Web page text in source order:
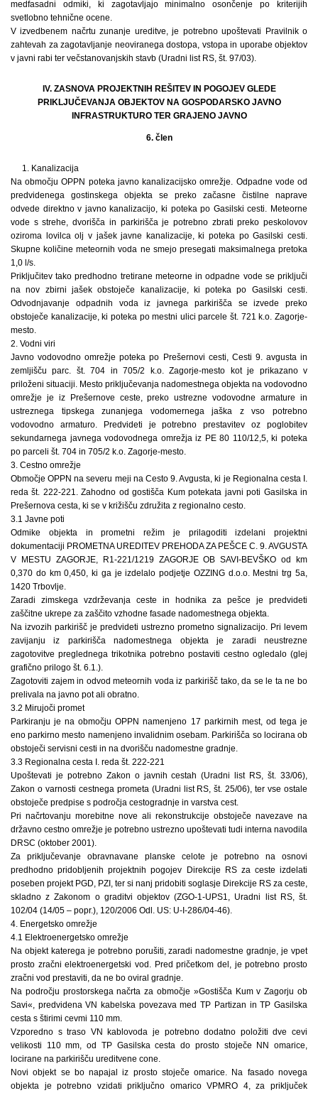
medfasadni odmiki, ki zagotavljajo minimalno osončenje po kriterijih
svetlobno tehnične ocene.
V izvedbenem načrtu zunanje ureditve, je potrebno upoštevati Pravilnik o
zahtevah za zagotavljanje neoviranega dostopa, vstopa in uporabe objektov
v javni rabi ter večstanovanjskih stavb (Uradni list RS, št. 97/03).
IV. ZASNOVA PROJEKTNIH REŠITEV IN POGOJEV GLEDE
PRIKLJUČEVANJA OBJEKTOV NA GOSPODARSKO JAVNO
INFRASTRUKTURO TER GRAJENO JAVNO
6. člen
1. Kanalizacija
Na območju OPPN poteka javno kanalizacijsko omrežje. Odpadne vode od
predvidenega gostinskega objekta se preko začasne čistilne naprave
odvede direktno v javno kanalizacijo, ki poteka po Gasilski cesti. Meteorne
vode s strehe, dvorišča in parkirišča je potrebno zbrati preko peskolovov
oziroma lovilca olj v jašek javne kanalizacije, ki poteka po Gasilski cesti.
Skupne količine meteornih voda ne smejo presegati maksimalnega pretoka
1,0 l/s.
Priključitev tako predhodno tretirane meteorne in odpadne vode se priključi
na nov zbirni jašek obstoječe kanalizacije, ki poteka po Gasilski cesti.
Odvodnjavanje odpadnih voda iz javnega parkirišča se izvede preko
obstoječe kanalizacije, ki poteka po mestni ulici parcele št. 721 k.o. Zagorje-
mesto.
2. Vodni viri
Javno vodovodno omrežje poteka po Prešernovi cesti, Cesti 9. avgusta in
zemljišču parc. št. 704 in 705/2 k.o. Zagorje-mesto kot je prikazano v
priloženi situaciji. Mesto priključevanja nadomestnega objekta na vodovodno
omrežje je iz Prešernove ceste, preko ustrezne vodovodne armature in
ustreznega tipskega zunanjega vodomernega jaška z vso potrebno
vodovodno armaturo. Predvideti je potrebno prestavitev oz poglobitev
sekundarnega javnega vodovodnega omrežja iz PE 80 110/12,5, ki poteka
po parceli št. 704 in 705/2 k.o. Zagorje-mesto.
3. Cestno omrežje
Območje OPPN na severu meji na Cesto 9. Avgusta, ki je Regionalna cesta I.
reda št. 222-221. Zahodno od gostišča Kum potekata javni poti Gasilska in
Prešernova cesta, ki se v križišču združita z regionalno cesto.
3.1 Javne poti
Odmike objekta in prometni režim je prilagoditi izdelani projektni
dokumentaciji PROMETNA UREDITEV PREHODA ZA PEŠCE C. 9. AVGUSTA
V MESTU ZAGORJE, R1-221/1219 ZAGORJE OB SAVI-BEVŠKO od km
0,370 do km 0,450, ki ga je izdelalo podjetje OZZING d.o.o. Mestni trg 5a,
1420 Trbovlje.
Zaradi zimskega vzdrževanja ceste in hodnika za pešce je predvideti
zaščitne ukrepe za zaščito vzhodne fasade nadomestnega objekta.
Na izvozih parkirišč je predvideti ustrezno prometno signalizacijo. Pri levem
zavijanju iz parkirišča nadomestnega objekta je zaradi neustrezne
zagotovitve preglednega trikotnika potrebno postaviti cestno ogledalo (glej
grafično prilogo št. 6.1.).
Zagotoviti zajem in odvod meteornih voda iz parkirišč tako, da se le ta ne bo
prelivala na javno pot ali obratno.
3.2 Mirujoči promet
Parkiranju je na območju OPPN namenjeno 17 parkirnih mest, od tega je
eno parkirno mesto namenjeno invalidnim osebam. Parkirišča so locirana ob
obstoječi servisni cesti in na dvorišču nadomestne gradnje.
3.3 Regionalna cesta I. reda št. 222-221
Upoštevati je potrebno Zakon o javnih cestah (Uradni list RS, št. 33/06),
Zakon o varnosti cestnega prometa (Uradni list RS, št. 25/06), ter vse ostale
obstoječe predpise s področja cestogradnje in varstva cest.
Pri načrtovanju morebitne nove ali rekonstrukcije obstoječe navezave na
državno cestno omrežje je potrebno ustrezno upoštevati tudi interna navodila
DRSC (oktober 2001).
Za priključevanje obravnavane planske celote je potrebno na osnovi
predhodno pridobljenih projektnih pogojev Direkcije RS za ceste izdelati
poseben projekt PGD, PZI, ter si nanj pridobiti soglasje Direkcije RS za ceste,
skladno z Zakonom o graditvi objektov (ZGO-1-UPS1, Uradni list RS, št.
102/04 (14/05 – popr.), 120/2006 Odl. US: U-I-286/04-46).
4. Energetsko omrežje
4.1 Elektroenergetsko omrežje
Na objekt katerega je potrebno porušiti, zaradi nadomestne gradnje, je vpet
prosto zračni elektroenergetski vod. Pred pričetkom del, je potrebno prosto
zračni vod prestaviti, da ne bo oviral gradnje.
Na področju prostorskega načrta za območje »Gostišča Kum v Zagorju ob
Savi«, predvidena VN kabelska povezava med TP Partizan in TP Gasilska
cesta s štirimi cevmi 110 mm.
Vzporedno s traso VN kablovoda je potrebno dodatno položiti dve cevi
velikosti 110 mm, od TP Gasilska cesta do prosto stoječe NN omarice,
locirane na parkirišču ureditvene cone.
Novi objekt se bo napajal iz prosto stoječe omarice. Na fasado novega
objekta je potrebno vzidati priključno omarico VPMRO 4, za priključek